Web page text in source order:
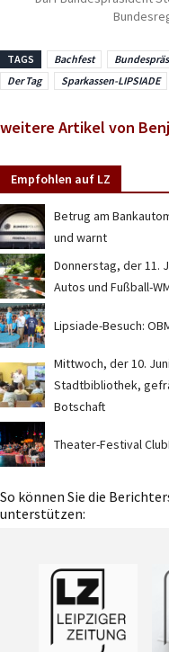
TAGS Bachfest
Der Tag
Sparkassen-LIPSIADE
weitere Artikel von
Empfohlen auf LZ
Betrug am
und warnt
Donnerstag, der 11.
Autos und Fußball-
Lipsiade-Besuch:
Mittwoch, der 10.
Stadtbibliothek,
Botschaft
Theater-Festival
So können Sie die
unterstützen: